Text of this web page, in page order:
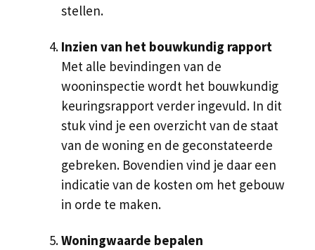
stellen.
Inzien van het bouwkundig rapport
Met alle bevindingen van de
wooninspectie wordt het bouwkundig
keuringsrapport verder ingevuld. In dit
stuk vind je een overzicht van de staat
van de woning en de geconstateerde
gebreken. Bovendien vind je daar een
indicatie van de kosten om het gebouw
in orde te maken.
Woningwaarde bepalen